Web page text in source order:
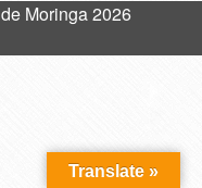
Moringa 2026
Translate »